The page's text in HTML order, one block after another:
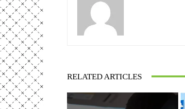
RELATED ARTICLES